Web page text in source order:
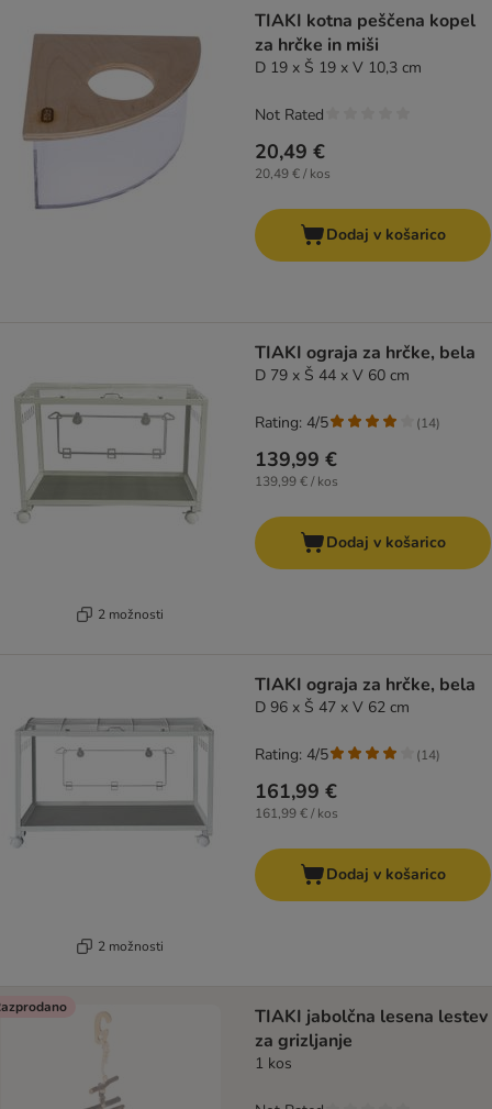
TIAKI kotna peščena kopel
za hrčke in miši
D 19 x Š 19 x V 10,3 cm
20,49 €
20,49 € / kos
Not Rated
Dodaj v košarico
2 možnosti
TIAKI ograja za hrčke, bela
D 79 x Š 44 x V 60 cm
139,99 €
139,99 € / kos
Rating: 4/5 (14)
Dodaj v košarico
2 možnosti
TIAKI ograja za hrčke, bela
D 96 x Š 47 x V 62 cm
161,99 €
161,99 € / kos
Rating: 4/5 (14)
Dodaj v košarico
TIAKI jabolčna lesena lestev
za grizljanje
1 kos